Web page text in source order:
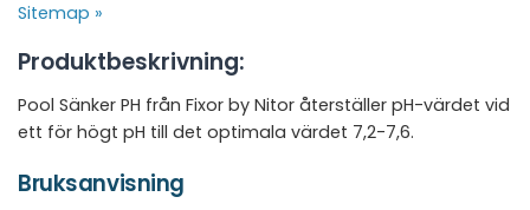
Sitemap »
Produktbeskrivning:
Pool Sänker PH från Fixor by Nitor återställer pH-värdet vid
ett för högt pH till det optimala värdet 7,2-7,6.
Bruksanvisning